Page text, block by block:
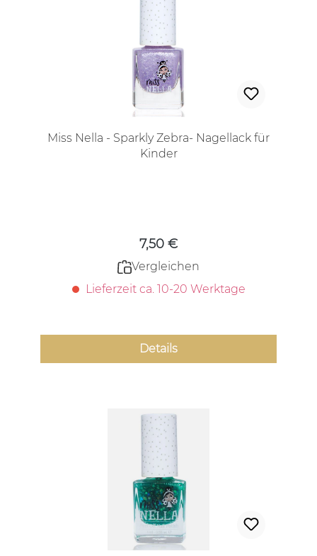
Miss Nella - Sparkly Zebra- Nagellack für
Kinder
7,50 €
Vergleichen
Lieferzeit ca. 10-20 Werktage
Details